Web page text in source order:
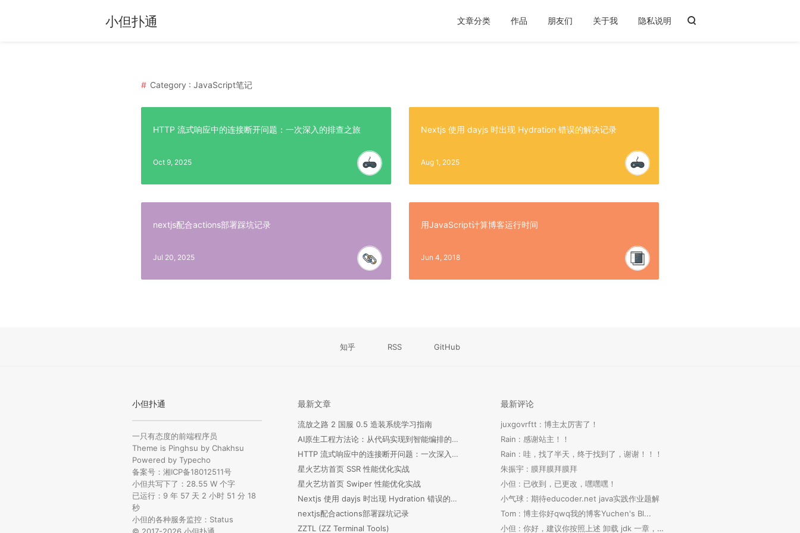
小但扑通 文章分类 作品 朋友们 关于我 隐私说明
Category : JavaScript笔记
HTTP 流式响应中的连接断开问题：一次深入的排查之旅
Oct 9, 2025
Nextjs 使用 dayjs 时出现 Hydration 错误的解决记录
Aug 1, 2025
nextjs配合actions部署踩坑记录
Jul 20, 2025
用JavaScript计算博客运行时间
Jun 4, 2018
知乎 RSS GitHub
小但扑通
一只有态度的前端程序员
Theme is Pinghsu by Chakhsu
Powered by Typecho
备案号： 湘ICP备18012511号
小但共写下了：28.55 W 个字
已运行： 9 年 57 天 2 小时 51 分 18
秒
小但的各种服务监控： Status
最新文章
流放之路 2 国服 0.5 造装系统学习指南
AI原生工程方法论：从代码实现到智能编排的范式转移
HTTP 流式响应中的连接断开问题：一次深入的排查之旅
星火艺坊首页 SSR 性能优化实战
星火艺坊首页 Swiper 性能优化实战
Nextjs 使用 dayjs 时出现 Hydration 错误的解决记录
nextjs配合actions部署踩坑记录
ZZTL (ZZ Terminal Tools)
最新评论
juxgovrftt : 博主太厉害了！
Rain : 感谢站主！！
Rain : 哇，找了半天，终于找到了，谢谢！！！
朱振宇 : 膜拜膜拜膜拜
小但 : 已收到，已更改，嘿嘿嘿！
小气球 : 期待educoder.net java实践作业题解
Tom : 博主你好qwq我的博客Yuchen's Bl...
小但 : 你好，建议你按照上述 卸载 jdk 一章，将...